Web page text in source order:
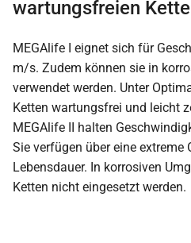
wartungsfreien
MEGAlife I eignet sich für
m/s. Zudem können sie in
verwendet werden. Unter
Ketten wartungsfrei und leicht
MEGAlife II halten
Sie verfügen über eine extreme
Lebensdauer. In korrosiven
Ketten nicht eingesetzt werden.